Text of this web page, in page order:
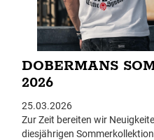
DOBERMANS
2026
25.03.2026
Zur Zeit bereiten wir
diesjährigen